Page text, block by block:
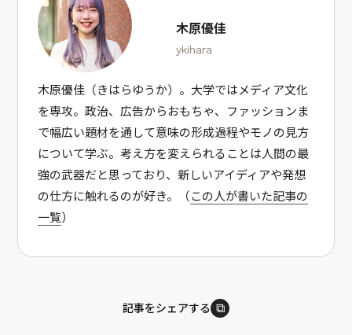
木原優佳
ykihara
木原優佳（きはらゆうか）。大学ではメディア文化
を専攻。政治、広告からおもちゃ、ファッションま
で幅広い題材を通して意味の形成過程やモノの見方
について学ぶ。考え方を変えられることは人間の最
強の武器だと思っており、新しいアイディアや発想
の仕方に触れるのが好き。（ この人が書いた記事の
一覧）
記事をシェアする ⧉